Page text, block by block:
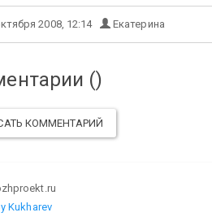
2008, 12:14 Екатерина
()
КОММЕНТАРИЙ
Kukharev